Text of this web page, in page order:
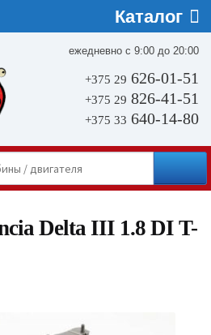
ежедневно с 9:00 до 20:00
+375 29 626-01-51
+375 29 826-41-51
+375 33 640-14-80
Delta III 1.8 DI T-